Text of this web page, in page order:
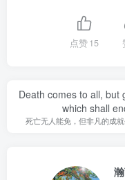
点赞15
Death comes to all, but
which shall
死亡无人能免，但非凡的成